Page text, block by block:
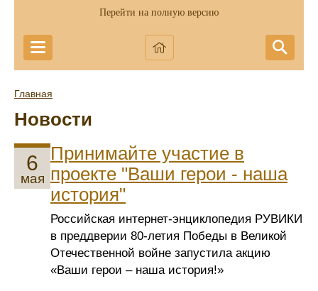
Перейти на полную версию
Главная
Новости
6
мая
Принимайте участие в
проекте "Ваши герои - наша
история"
Российская интернет-энциклопедия РУВИКИ
в преддверии 80-летия Победы в Великой
Отечественной войне запустила акцию
«Ваши герои – наша история!»